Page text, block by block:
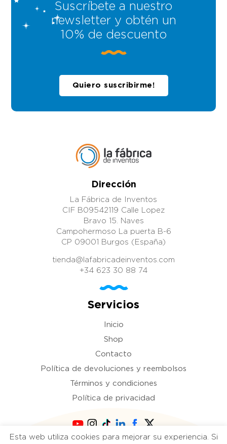
Suscríbete a nuestro
newsletter y obtén un
10% de descuento
Quiero suscribirme!
Dirección
La Fábrica de Inventos
CIF B09542119 Calle Lopez
Bravo 15. Naves
Campohermoso La puerta B-6
CP 09001 Burgos (España)
tienda@lafabricadeinventos.com
+34 623 30 88 74
Servicios
Inicio
Shop
Contacto
Política de devoluciones y reembolsos
Términos y condiciones
Política de privacidad
Esta web utiliza cookies para mejorar su experiencia. Si